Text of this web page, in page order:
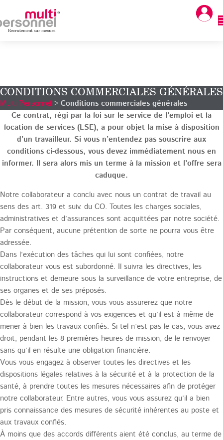
CONDITIONS COMMERCIALES GÉNÉRALES
Multi Personnel > Conditions commerciales générales
Ce contrat, régi par la loi sur le service de l’emploi et la
location de services (LSE), a pour objet la mise à disposition
d’un travailleur. Si vous n’entendez pas souscrire aux
conditions ci-dessous, vous devez immédiatement nous en
informer. Il sera alors mis un terme à la mission et l’offre sera
caduque.
Notre collaborateur a conclu avec nous un contrat de travail au
sens des art. 319 et suiv. du CO. Toutes les charges sociales,
administratives et d’assurances sont acquittées par notre société.
Par conséquent, aucune prétention de sorte ne pourra vous être
adressée.
Dans l’exécution des tâches qui lui sont confiées, notre
collaborateur vous est subordonné. Il suivra les directives, les
instructions et demeure sous la surveillance de votre entreprise, de
ses organes et de ses préposés.
Dès le début de la mission, vous vous assurerez que notre
collaborateur correspond à vos exigences et qu’il est à même de
mener à bien les travaux confiés. Si tel n’est pas le cas, vous avez
droit, pendant les 8 premières heures de mission, de le renvoyer
sans qu’il en résulte une obligation financière.
Vous vous engagez à observer toutes les directives et les
dispositions légales relatives à la sécurité et à la protection de la
santé, à prendre toutes les mesures nécessaires afin de protéger
notre collaborateur. Entre autres, vous vous assurez qu’il a bien
pris connaissance des mesures de sécurité inhérentes au poste et
aux travaux confiés.
À moins que des accords différents aient été conclus, au terme de